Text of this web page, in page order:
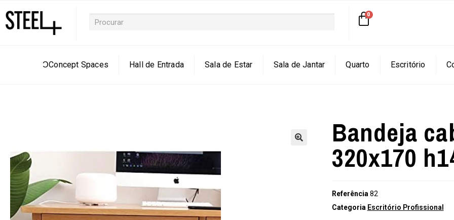
ƆConcept Spaces Hall de Entrada Sala de Estar Sala de Jantar Quarto Escritório
Bandeja
320x170
Referência82
Categoria Escritório Profissional